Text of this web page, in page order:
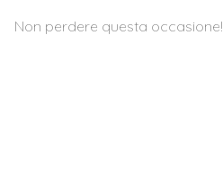
Non perdere questa occasione!